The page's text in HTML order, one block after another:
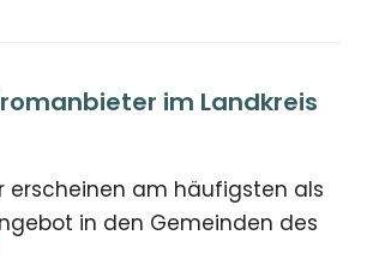
im Landkreis
erscheinen am häufigsten als
in den Gemeinden des